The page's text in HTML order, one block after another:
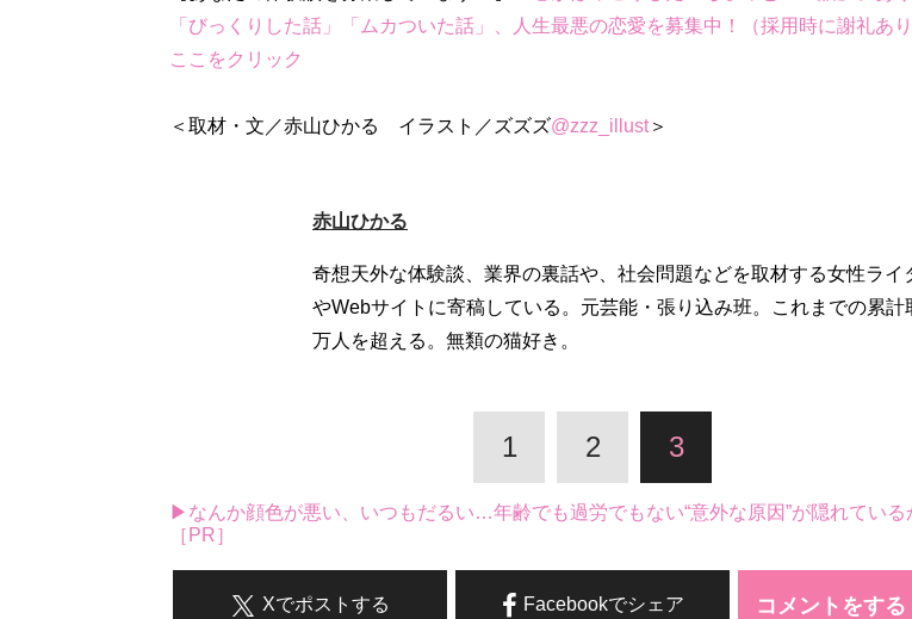
「びっくりした話」「ムカついた話」、人生最悪の恋愛を募集中！（採用時に謝礼あ
ここをクリック
＜取材・文／赤山ひかる イラスト／ズズズ@zzz_illust＞
赤山ひかる
奇想天外な体験談、業界の裏話や、社会問題などを取材する女性ライ
やWebサイトに寄稿している。元芸能・張り込み班。これまでの累計
万人を超える。無類の猫好き。
1 2 3
▶なんか顔色が悪い、いつもだるい…年齢でも過労でもない“意外な原因”が隠れている
［PR］
コメントをする
Facebookでシェア
Xでポストする